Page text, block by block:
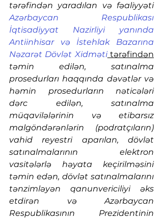
tərəfindən yaradılan və fəaliyyəti
Azərbaycan Respublikası
İqtisadiyyat Nazirliyi yanında
Antiinhisar və İstehlak Bazarına
Nəzarət Dövlət Xidməti tərəfindən
təmin edilən, satınalma
prosedurları haqqında dəvətlər və
həmin prosedurların nəticələri
dərc edilən, satınalma
müqavilələrinin və etibarsız
malgöndərənlərin (podratçıların)
vahid reyestri aparılan, dövlət
satınalmalarının elektron
vasitələrlə həyata keçirilməsini
təmin edən, dövlət satınalmalarını
tənzimləyən qanunvericiliyi əks
etdirən və Azərbaycan
Respublikasının Prezidentinin